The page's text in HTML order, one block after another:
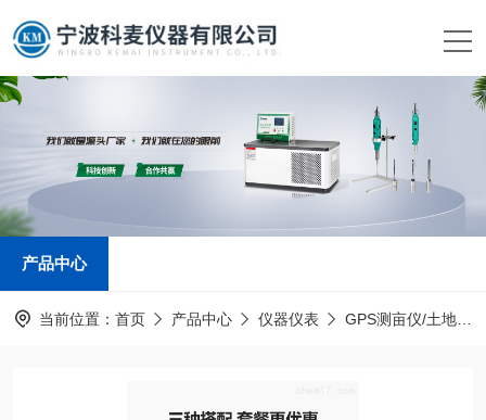
产品中心
当前位置： 首页 产品中心 仪器仪表 GPS测亩仪/土地面积测量仪